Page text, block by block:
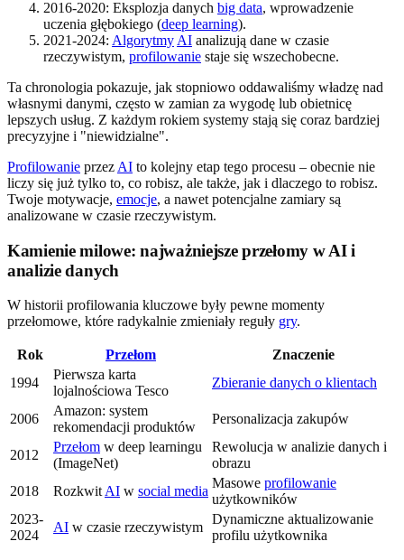
2016-2020: Eksplozja danych big data, wprowadzenie
uczenia głębokiego (deep learning).
2021-2024: Algorytmy AI analizują dane w czasie
rzeczywistym, profilowanie staje się wszechobecne.
Ta chronologia pokazuje, jak stopniowo oddawaliśmy władzę nad
własnymi danymi, często w zamian za wygodę lub obietnicę
lepszych usług. Z każdym rokiem systemy stają się coraz bardziej
precyzyjne i "niewidzialne".
Profilowanie przez AI to kolejny etap tego procesu – obecnie nie
liczy się już tylko to, co robisz, ale także, jak i dlaczego to robisz.
Twoje motywacje, emocje, a nawet potencjalne zamiary są
analizowane w czasie rzeczywistym.
Kamienie milowe: najważniejsze przełomy w AI i
analizie danych
W historii profilowania kluczowe były pewne momenty
przełomowe, które radykalnie zmieniały reguły gry.
Rok Przełom
Znaczenie
1994
Pierwsza karta
lojalnościowa Tesco
Zbieranie danych o klientach
2006
Amazon: system
rekomendacji produktów
Personalizacja zakupów
2012
Przełom w deep learningu
(ImageNet)
Rewolucja w analizie danych i
obrazu
2018
Rozkwit AI w social media
Masowe profilowanie
użytkowników
2023-
2024
AI w czasie rzeczywistym
Dynamiczne aktualizowanie
profilu użytkownika